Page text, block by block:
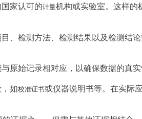
家认可的计量机构或实验室。这样的
、检测方法、检测结果以及检测结
原始记录相对应，以确保数据的真实
如校准证书或仪器说明书等。在实际